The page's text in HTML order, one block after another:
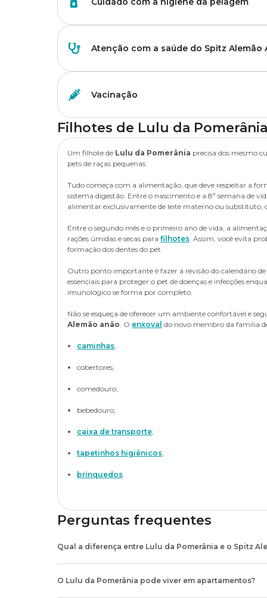
atinge a fase adulta e precisa de rações para cães de
o ideal é que a escovação seja feita de duas à três vezes por
Quanto à frequência do banho, o ideal é conversar com
otites.
Nos meses mais quentes do ano, uma boa maneira de
suportar melhor o calor.
Atenção com a saúde do Spitz Alemão
principais estão relacionados com a alimentação e a
passeios breves no começo ou final do dia;
evitar passeios e atividades em horários com muito sol;
dieta balanceada com ração para a espécie;
visitas frequentes ao veterinário para monitoramento
Vacinação
A vacinação é um cuidado que acompanha oLulu da
Filhotes de Lulu da Pomerânia
Um filhote de Lulu da Pomerânia precisa dos mesmo
pets de raças pequenas.
Tudo começa com a alimentação, que deve respeitar a
sistema digestão. Entre o nascimento e a 8ª semana de
alimentar exclusivamente de leite materno ou substituto,
Entre o segundo mês e o primeiro ano de vida, a
rações úmidas e secas para filhotes. Assim, você evita
formação dos dentes do pet.
Outro ponto importante é fazer a revisão do calendário de
essenciais para proteger o pet de doenças e infecções
imunológico se forma por completo.
Não se esqueça de oferecer um ambiente confortável e
Alemão anão. O enxoval do novo membro da família
caminhas;
cobertores;
comedouro;
bebedouro;
caixa de transporte;
tapetinhos higiênicos;
brinquedos.
Perguntas frequentes
Qual a diferença entre Lulu da Pomerânia e o Spitz
toy (anão) do Spitz Alemão.
O Lulu da Pomerânia pode viver em apartamentos?